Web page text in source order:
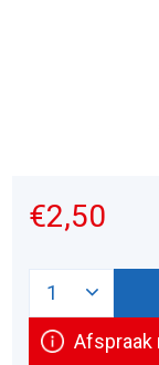
€2,50
Afspraak